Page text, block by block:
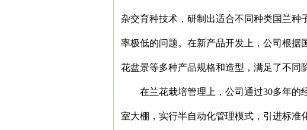
杂交育种技术，研制出适合不同种类国兰种
率极低的问题。在新产品开发上，公司根据
花盆景等多种产品规格和造型，满足了不同
在兰花栽培管理上，公司通过30多年的
室大棚，实行半自动化管理模式，引进标准